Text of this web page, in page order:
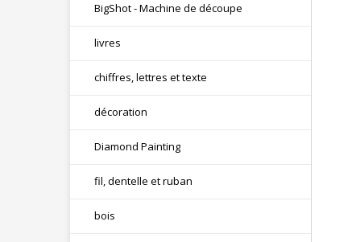
BigShot - Machine de découpe
livres
chiffres, lettres et texte
décoration
Diamond Painting
fil, dentelle et ruban
bois